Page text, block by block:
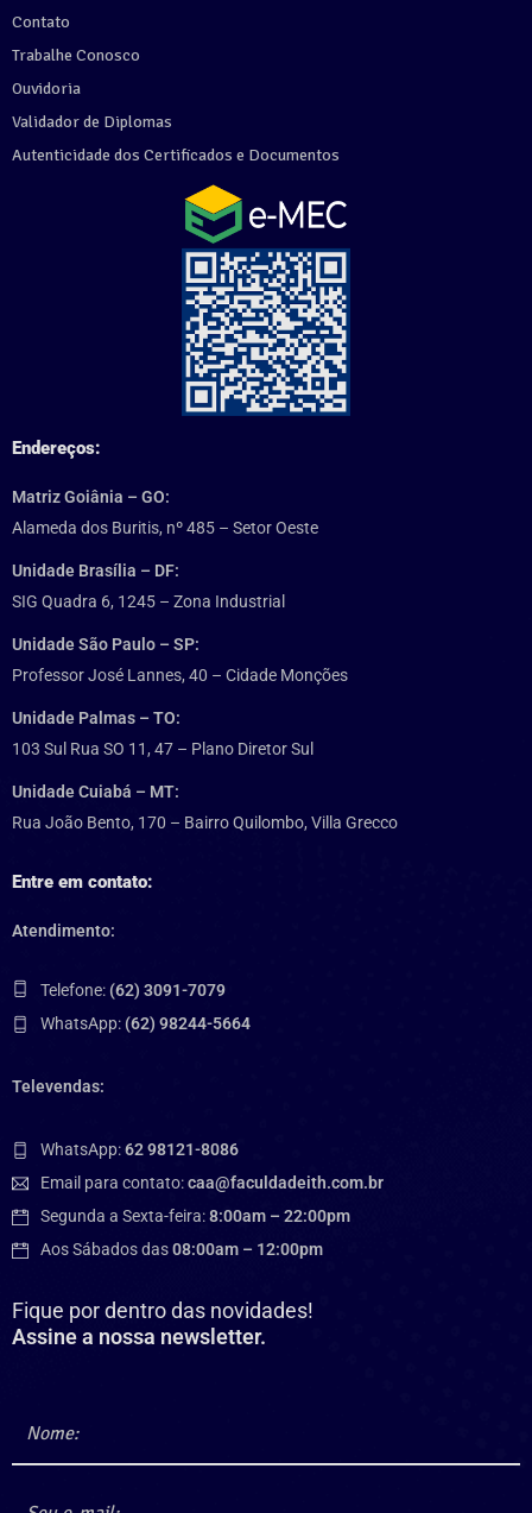
Contato
Trabalhe Conosco
Ouvidoria
Validador de Diplomas
Autenticidade dos Certificados e Documentos
Endereços:
Matriz Goiânia – GO:
Alameda dos Buritis, nº 485 – Setor Oeste
Unidade Brasília – DF:
SIG Quadra 6, 1245 – Zona Industrial
Unidade São Paulo – SP:
Professor José Lannes, 40 – Cidade Monções
Unidade Palmas – TO:
103 Sul Rua SO 11, 47 – Plano Diretor Sul
Unidade Cuiabá – MT:
Rua João Bento, 170 – Bairro Quilombo, Villa Grecco
Entre em contato:
Atendimento:
Telefone: (62) 3091-7079
WhatsApp: (62) 98244-5664
Televendas:
WhatsApp:62 98121-8086
Email para contato:caa@faculdadeith.com.br
Segunda a Sexta-feira:8:00am – 22:00pm
Aos Sábados das08:00am – 12:00pm
Fique por dentro das novidades!
Assine a nossa newsletter.